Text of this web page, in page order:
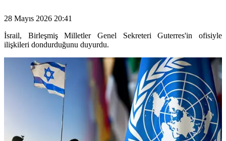
28 Mayıs 2026 20:41
İsrail, Birleşmiş Milletler Genel Sekreteri Guterres'in ofisiyle
ilişkileri dondurduğunu duyurdu.